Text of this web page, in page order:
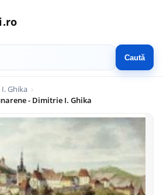
Caută
Ghika
- Dimitrie I. Ghika